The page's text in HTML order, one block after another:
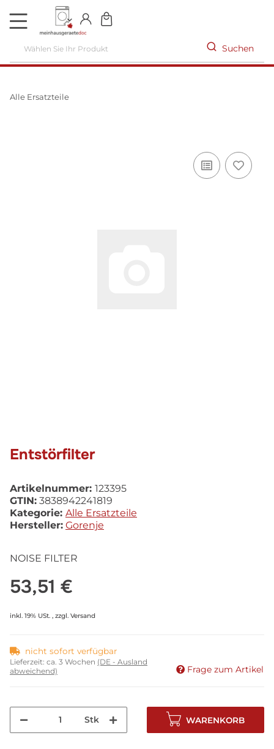
DE
Suchen
Alle Ersatzteile
Entstörfilter
Artikelnummer: 123395
GTIN: 3838942241819
Kategorie: Alle Ersatzteile
Hersteller: Gorenje
NOISE FILTER
53,51 €
inkl. 19% USt. , zzgl. Versand
nicht sofort verfügbar
Lieferzeit: ca. 3 Wochen (DE - Ausland
abweichend)
Frage zum Artikel
Stk WARENKORB